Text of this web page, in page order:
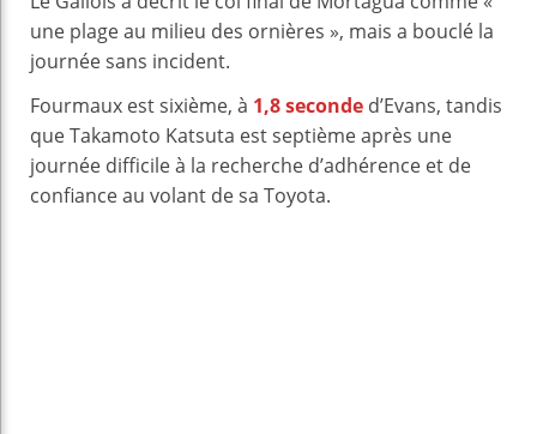
une plage au milieu des ornières », mais a bouclé la
journée sans incident.
Fourmaux est sixième, à 1,8 seconde d’Evans, tandis
que Takamoto Katsuta est septième après une
journée difficile à la recherche d’adhérence et de
confiance au volant de sa Toyota.